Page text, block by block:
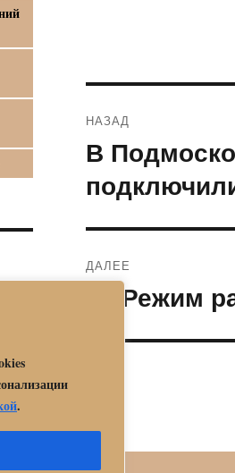
.
по
записям
НАЗАД
Предыдущая
В
ДАЛЕЕ
Следующая
Режим